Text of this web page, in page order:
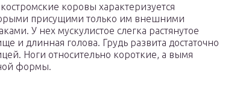
коровы характеризуется
присущими только им внешними
У нех мускулистое слегка растянутое
и длинная голова. Грудь развита достаточно
Ноги относительно короткие, а вымя
формы.